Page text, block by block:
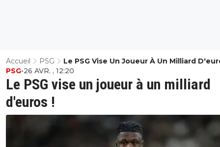
Accueil PSG Le PSG Vise Un Joueur À Un Milliard
Le PSG vise un joueur à un milliard
d'euros !
PSG•26 AVR. , 12:20